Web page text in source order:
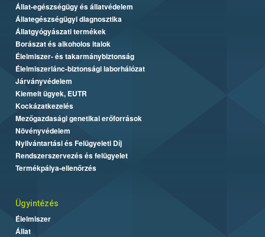
Állat-egészségügy és állatvédelem
Állategészségügyi diagnosztika
Állatgyógyászati termékek
Borászat és alkoholos italok
Élelmiszer- és takarmánybiztonság
Élelmiszerlánc-biztonsági laborhálózat
Járványvédelem
Kiemelt ügyek, EUTR
Kockázatkezelés
Mezőgazdasági genetikai erőforrások
Növényvédelem
Nyilvántartási és Felügyeleti Díj
Rendszerszervezés és felügyelet
Termékpálya-ellenőrzés
Ügyintézés
Élelmiszer
Állat